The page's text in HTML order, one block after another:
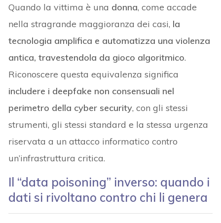
Quando la vittima è una donna, come accade
nella stragrande maggioranza dei casi, la
tecnologia amplifica e automatizza una violenza
antica, travestendola da gioco algoritmico.
Riconoscere questa equivalenza significa
includere i deepfake non consensuali nel
perimetro della cyber security, con gli stessi
strumenti, gli stessi standard e la stessa urgenza
riservata a un attacco informatico contro
un’infrastruttura critica.
Il “data poisoning” inverso: quando i
dati si rivoltano contro chi li genera